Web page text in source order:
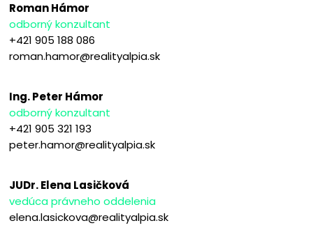
Roman Hámor
odborný konzultant
+421 905 188 086
roman.hamor@realityalpia.sk
Ing. Peter Hámor
odborný konzultant
+421 905 321 193
peter.hamor@realityalpia.sk
JUDr. Elena Lasičková
vedúca právneho oddelenia
elena.lasickova@realityalpia.sk